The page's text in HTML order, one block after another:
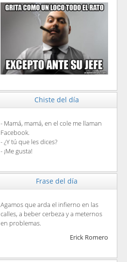
Chiste del día
- Mamá, mamá, en el cole me llaman
Facebook.
- ¿Y tú que les dices?
- ¡Me gusta!
Frase del día
Agamos que arda el infierno en las
calles, a beber cerbeza y a meternos
en problemas.
Erick Romero